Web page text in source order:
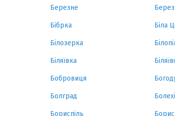
Березне
Бібрка Біла
Білозерка
Біляївка
Бобровиця
Болград
Бориспіль